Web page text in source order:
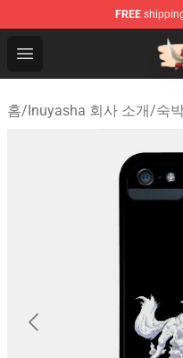
FREE
Open menu
Inuyasha Store -
홈/Inuyasha 회사 소개/숙